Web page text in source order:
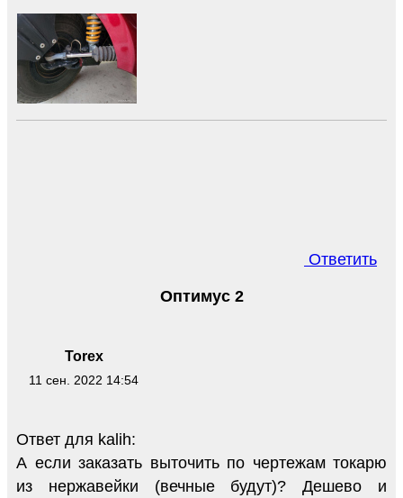
Ответить
Torex
11 сен. 2022 14:54
Оптимус 2
Ответ для kalih:
А если заказать выточить по чертежам токарю
из нержавейки (вечные будут)? Дешево и